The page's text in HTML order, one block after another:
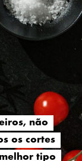
não
os cortes
tipo
não
os cortes
tipo